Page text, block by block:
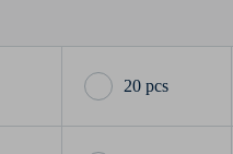
20 pcs